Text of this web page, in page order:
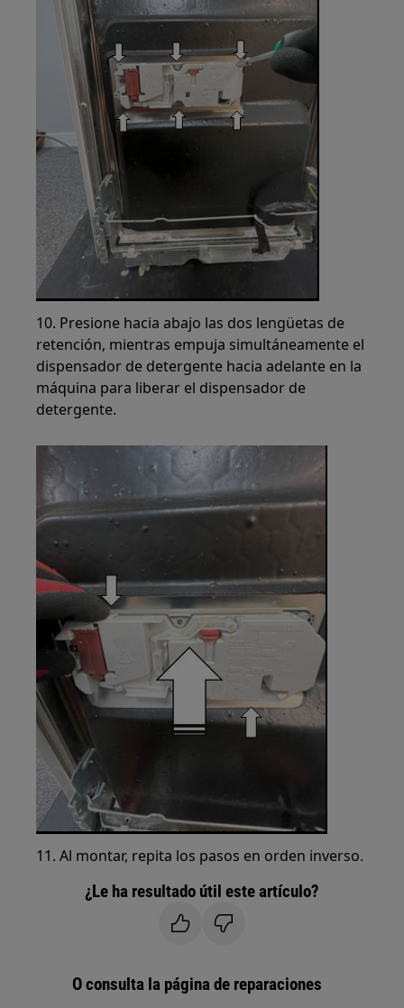
10. Presione hacia abajo las dos lengüetas de
retención, mientras empuja simultáneamente el
dispensador de detergente hacia adelante en la
máquina para liberar el dispensador de
detergente.
11. Al montar, repita los pasos en orden inverso.
¿Le ha resultado útil este artículo?
O consulta la página de reparaciones